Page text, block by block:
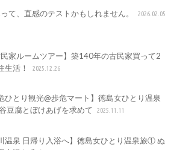
て、直感のテストかもしれません。 2026.02.05
家ルームツアー】築140年の古民家買って2
生活！
2025.12.26
ひとり観光@歩危マート】徳島女ひとり温泉
豆腐とぼけあげを求めて
2025.11.11
温泉 日帰り入浴へ】徳島女ひとり温泉旅① ぬ